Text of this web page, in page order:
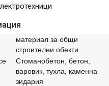
материал за общи
строителни обекти
Стоманобетон, бетон,
варовик, тухла, каменна
зидария